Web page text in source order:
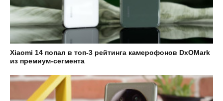
Xiaomi 14 попал в топ-3 рейтинга камерофонов DxOMark
из премиум-сегмента